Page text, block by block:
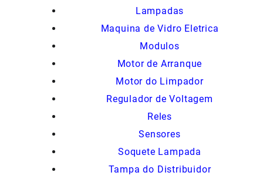
Lampadas
Maquina de Vidro Eletrica
Modulos
Motor de Arranque
Motor do Limpador
Regulador de Voltagem
Reles
Sensores
Soquete Lampada
Tampa do Distribuidor